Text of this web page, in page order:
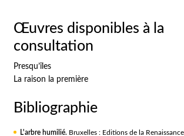
Œuvres disponibles à la
consultation
Presqu’îles
La raison la première
Bibliographie
L'arbre humilié. Bruxelles : Editions de la